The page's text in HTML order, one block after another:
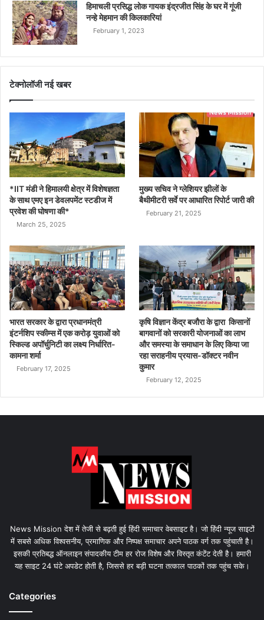
हिमाचली प्रसिद्ध लोक गायक इंद्रजीत सिंह के घर में गूंजी
नन्हे मेहमान की किलकारियां
February 1, 2023
टेक्नोलॉजी नई खबर
*IIT मंडी ने हिमालयी क्षेत्र में विशेषज्ञता
के साथ एमए इन डेवलपमेंट स्टडीज में
प्रवेश की घोषणा की*
March 25, 2025
मुख्य सचिव ने ग्लेशियर झीलों के
बैथीमीटरी सर्वे पर आधारित रिपोर्ट जारी की
February 21, 2025
भारत सरकार के द्वारा प्रधानमंत्री
इंटर्नशिप स्कीम्स में एक करोड़ युवाओं को
स्किल्ड अपॉर्चुनिटी का लक्ष्य निर्धारित-
कामना शर्मा
February 17, 2025
कृषि विज्ञान केंद्र बजौरा के द्वारा किसानों
बागवानों को सरकारी योजनाओं का लाभ
और समस्या के समाधान के लिए किया जा
रहा सराहनीय प्रयास-डॉक्टर नवीन
कुमार
February 12, 2025
News Mission देश में तेजी से बढ़ती हुई हिंदी समाचार वेबसाइट है। जो हिंदी न्यूज साइटों
में सबसे अधिक विश्वसनीय, प्रमाणिक और निष्पक्ष समाचार अपने पाठक वर्ग तक पहुंचाती है।
इसकी प्रतिबद्ध ऑनलाइन संपादकीय टीम हर रोज विशेष और विस्तृत कंटेंट देती है। हमारी
यह साइट 24 घंटे अपडेट होती है, जिससे हर बड़ी घटना तत्काल पाठकों तक पहुंच सके।
Categories